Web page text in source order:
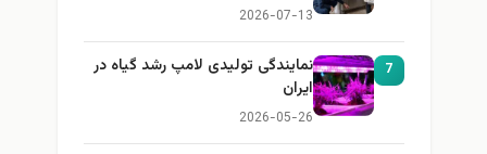
2026-07-13
7
نمایندگی تولیدی لامپ رشد گیاه در
ایران
2026-05-26